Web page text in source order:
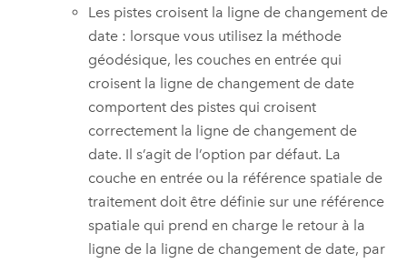
Les pistes croisent la ligne de changement de
date : lorsque vous utilisez la méthode
géodésique, les couches en entrée qui
croisent la ligne de changement de date
comportent des pistes qui croisent
correctement la ligne de changement de
date. Il s’agit de l’option par défaut. La
couche en entrée ou la référence spatiale de
traitement doit être définie sur une référence
spatiale qui prend en charge le retour à la
ligne de la ligne de changement de date, par